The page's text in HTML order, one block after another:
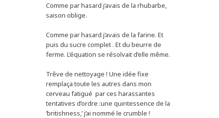
Comme par hasard j’avais de la rhubarbe,
saison oblige.
Comme par hasard j’avais de la farine. Et
puis du sucre complet . Et du beurre de
ferme. L’équation se résolvait d’elle même.
Trêve de nettoyage ! Une idée fixe
remplaça toute les autres dans mon
cerveau fatigué par ces harassantes
tentatives d’ordre :une quintessence de la
‘britishness,’ j’ai nommé le crumble !